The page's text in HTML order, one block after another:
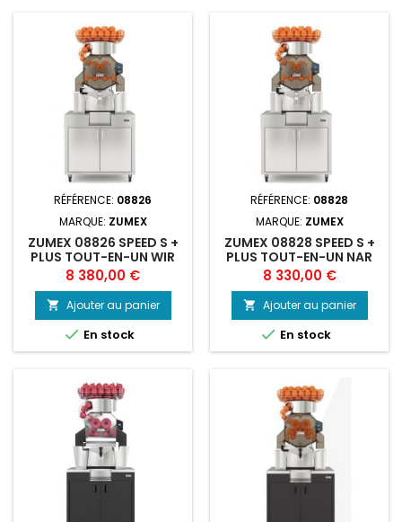
RÉFÉRENCE: 08826
MARQUE: ZUMEX
ZUMEX 08826 SPEED S +
PLUS TOUT-EN-UN WIR
MIRR JUI
Prix
8 380,00 €
 Ajouter au panier
 En stock
RÉFÉRENCE: 08828
MARQUE: ZUMEX
ZUMEX 08828 SPEED S +
PLUS TOUT-EN-UN NAR
MIRRO CE
Prix
8 330,00 €
 Ajouter au panier
 En stock